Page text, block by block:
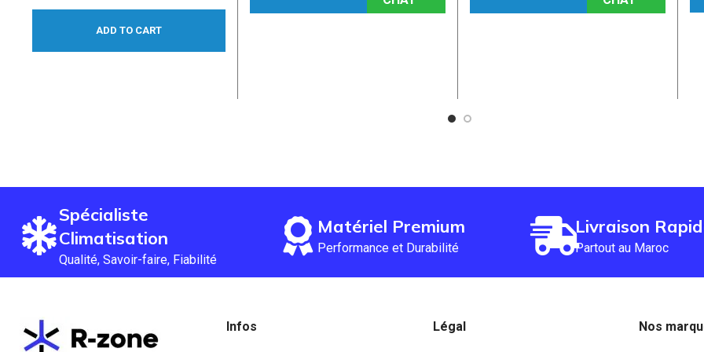
ADD TO CART
Spécialiste
Climatisation
Qualité, Savoir-faire, Fiabilité
Matériel Premium
Performance et Durabilité
Livraison
Partout au Maroc
Infos Légal Nos